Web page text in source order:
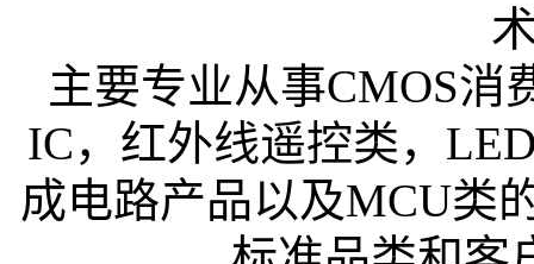
主要专业从事CMOS消
IC，红外线遥控类，
成电路产品以及MCU类